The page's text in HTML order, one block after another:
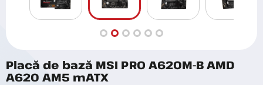
Placă de bază MSI PRO A620M-B AMD
A620 AM5 mATX